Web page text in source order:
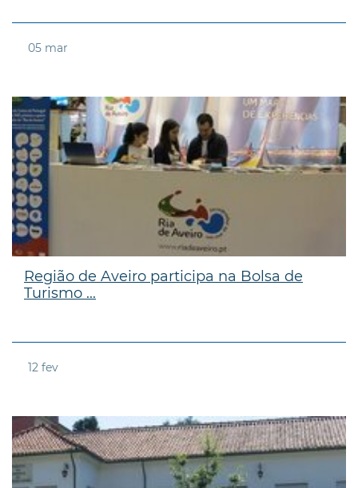
05 mar
Região de Aveiro participa na Bolsa de
Turismo ...
12 fev